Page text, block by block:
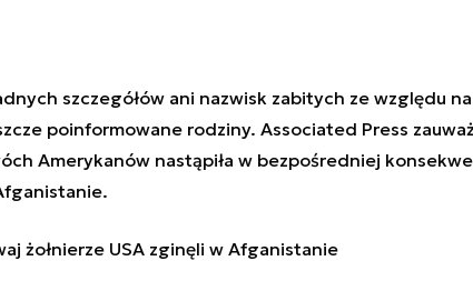
szczegółów ani nazwisk zabitych ze względu
poinformowane rodziny. Associated Press
Amerykanów nastąpiła w bezpośredniej
żołnierze USA zginęli w Afganistanie